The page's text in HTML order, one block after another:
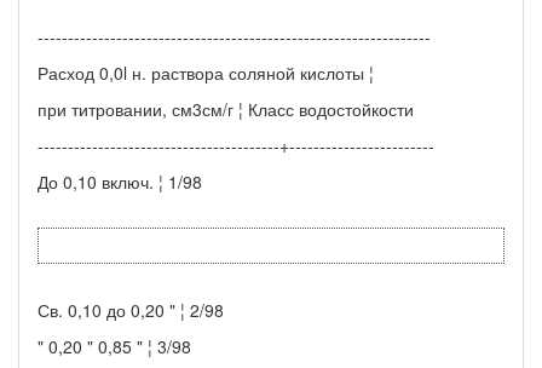
-----------------------------------------------------------------
Расход 0,0l н. раствора соляной кислоты ¦
при титровании, см3см/г ¦ Класс водостойкости
----------------------------------------+------------------------
До 0,10 включ. ¦ 1/98
Св. 0,10 до 0,20 " ¦ 2/98
" 0,20 " 0,85 " ¦ 3/98